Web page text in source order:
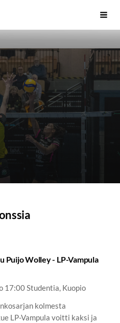
Puijo Wolley - LP-Vampula
17:00 Studentia, Kuopio
kolmesta
LP-Vampula voitti kaksi ja